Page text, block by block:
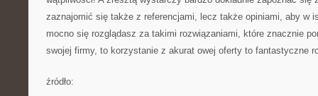
zaznajomić się także z referencjami, lecz także opiniami, aby w
mocno się rozglądasz za takimi rozwiązaniami, które znacznie
swojej firmy, to korzystanie z akurat owej oferty to fantastyczne
źródło: